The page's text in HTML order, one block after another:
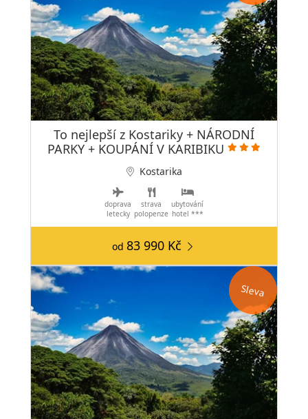
To nejlepší z Kostariky + NÁRODNÍ
PARKY + KOUPÁNÍ V KARIBIKU
Kostarika
doprava
letecky
strava
polopenze
ubytování
hotel ***
od 83 990 Kč
Sleva